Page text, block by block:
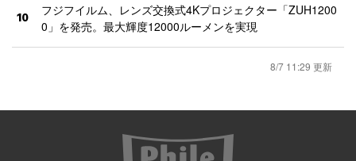
10
フジフイルム、レンズ交換式4Kプロジェクター「ZUH1200
0」を発売。最大輝度12000ルーメンを実現
8/7 11:29 更新